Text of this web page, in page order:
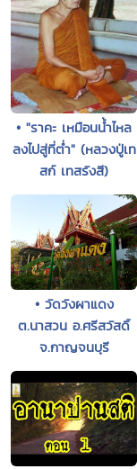
• "ราคะ เหมือนน้ำไหล
ลงไปสู่ที่ต่ำ" (หลวงปู่เท
สก์ เทสรังสี)
• วัดวังผาแดง
ต.นาสวน อ.ศรีสวัสดิ์
จ.กาญจนบุรี